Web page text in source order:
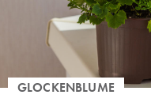
GLOCKENBLUME